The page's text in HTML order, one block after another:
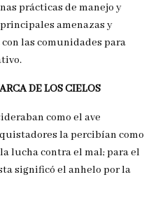
prácticas de manejo y
amenazas y
las comunidades para
DE LOS CIELOS
como el ave
la percibían como
lucha contra el mal; para el
significó el anhelo por la